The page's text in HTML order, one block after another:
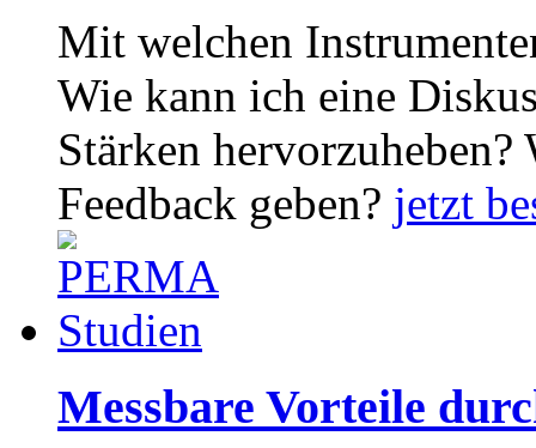
Mit welchen
Wie kann ich eine
Stärken
Feedback geben? jetzt
Messbare Vorteile